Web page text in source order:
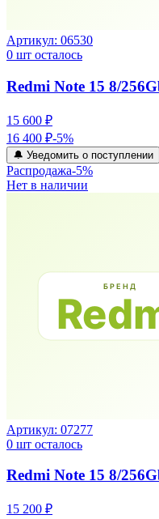
Артикул: 06530
0 шт осталось
Redmi Note 15 8/
15 600 ₽
16 400 ₽-5%
🔔 Уведомить о поступлении
Распродажа-5%
Нет в наличии
Артикул: 07277
0 шт осталось
Redmi Note 15 8/
15 200 ₽